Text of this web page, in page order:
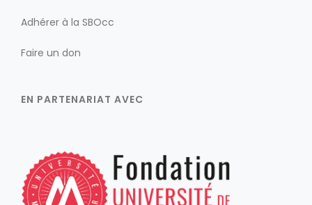
Adhérer à la SBOcc
Faire un don
EN PARTENARIAT AVEC